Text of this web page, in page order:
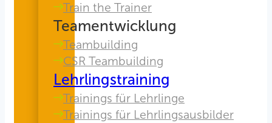
Train the Trainer
Teamentwicklung
Teambuilding
CSR Teambuilding
Lehrlingstraining
Trainings für Lehrlinge
Trainings für Lehrlingsausbilder